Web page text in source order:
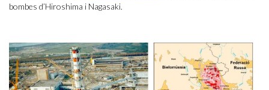
bombes d’Hiroshima i Nagasaki.